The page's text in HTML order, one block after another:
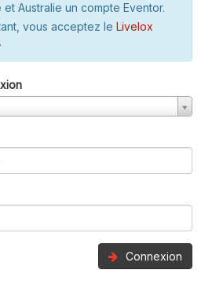
Australie un compte Eventor.
vous acceptez le Livelox
.
Connexion